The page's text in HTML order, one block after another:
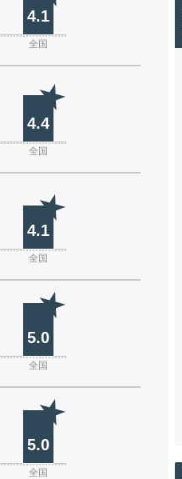
4.1
全国
4.4
全国
4.1
全国
5.0
全国
5.0
全国